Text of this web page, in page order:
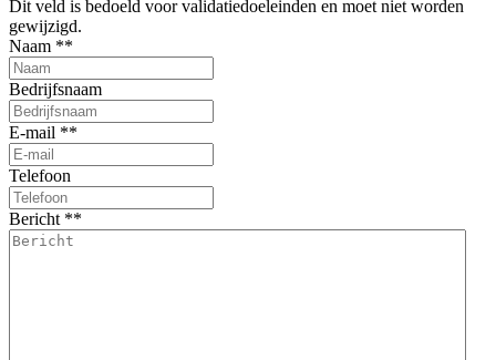
Dit veld is bedoeld voor validatiedoeleinden en moet niet worden
gewijzigd.
Naam **
Bedrijfsnaam
E-mail **
Telefoon
Bericht **